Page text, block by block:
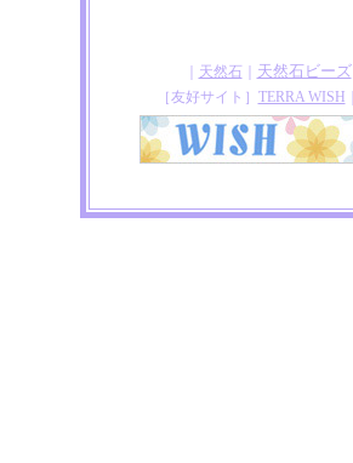
天然石｜ 天然石ビーズ
［友好サイト］ TERRA WISH